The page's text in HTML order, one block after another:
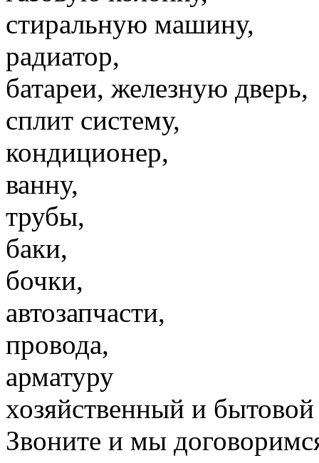
стиральную машину,
радиатор,
батареи, железную дверь,
сплит систему,
кондиционер,
ванну,
трубы,
баки,
бочки,
автозапчасти,
провода,
арматуру
хозяйственный и
Звоните и мы